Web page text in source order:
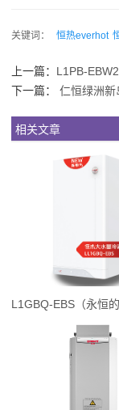
关键词： 恒热everhot
上一篇： L1PB-
下一篇： 仁恒绿洲新
相关文章